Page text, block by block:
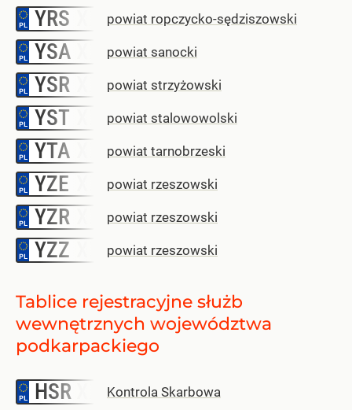
YRS powiat ropczycko-sędziszowski
YSA powiat sanocki
YSR powiat strzyżowski
YST powiat stalowowolski
YTA powiat tarnobrzeski
YZE powiat rzeszowski
YZR powiat rzeszowski
YZZ powiat rzeszowski
Tablice rejestracyjne służb
wewnętrznych województwa
podkarpackiego
HSR Kontrola Skarbowa